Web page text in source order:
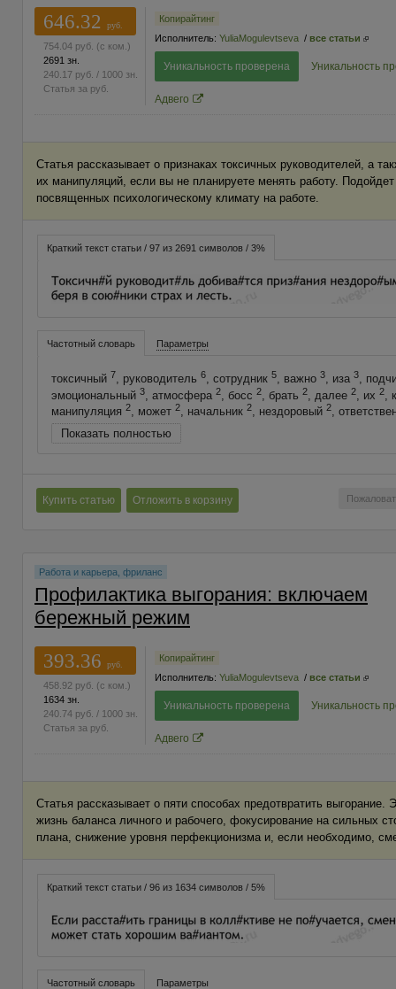
646.32
руб.
754.04 руб. (с ком.)
2691 зн.
240.17 руб. / 1000 зн.
Статья за руб.
Копирайтинг
Исполнитель: YuliaMogulevtseva / все статьи
Уникальность проверена Уникальность
Адвего
Статья рассказывает о признаках токсичных руководителей, а
их манипуляций, если вы не планируете менять работу.
посвященных психологическому климату на работе.
Краткий текст статьи / 97 из 2691 символов / 3%
Частотный словарь Параметры
токсичный 7, руководитель 6, сотрудник 5, важно 3, иза 3,
эмоциональный 3, атмосфера 2, босс 2, брать 2, далее 2, их 2,
манипуляция 2, может 2, начальник 2, нездоровый 2,
Показать полностью
Купить статью Отложить в корзину
Работа и карьера, фриланс
Профилактика выгорания: включаем
бережный режим
393.36
руб.
458.92 руб. (с ком.)
1634 зн.
240.74 руб. / 1000 зн.
Статья за руб.
Копирайтинг
Исполнитель: YuliaMogulevtseva / все статьи
Уникальность проверена Уникальность
Адвего
Статья рассказывает о пяти способах предотвратить
жизнь баланса личного и рабочего, фокусирование на сильных
плана, снижение уровня перфекционизма и, если необходимо,
Краткий текст статьи / 96 из 1634 символов / 5%
Частотный словарь Параметры